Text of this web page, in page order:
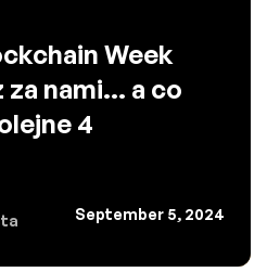
Week
za nami... a co
4
September 5, 2024